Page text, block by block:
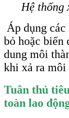
Hệ thống
Áp dụng
bỏ hoặc biến
dung môi
khi xả ra môi
Tuân thủ
toàn lao